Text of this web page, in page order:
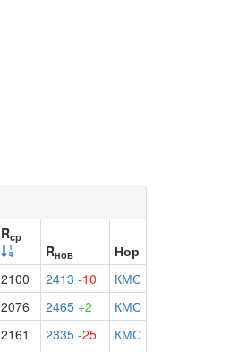
Rср
Rнов
Нор
2100 2413 -10
КМС
2076 2465 +2
КМС
2161 2335 -25
КМС